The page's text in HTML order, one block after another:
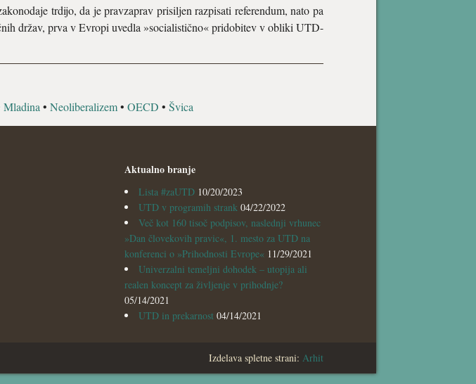
trdijo, da je pravzaprav prisiljen razpisati referendum, nato pa
držav, prva v Evropi uvedla »socialistično« pridobitev v obliki UTD-
Mladina • Neoliberalizem• OECD • Švica
Aktualno branje
Lista #zaUTD 10/20/2023
UTD v programih strank 04/22/2022
Več kot 160 tisoč podpisov, naslednji vrhunec
»Dan človekovih pravic«, 1. mesto za UTD na
konferenci o »Prihodnosti Evrope« 11/29/2021
Univerzalni temeljni dohodek – utopija ali
realen koncept za življenje v prihodnje?
05/14/2021
UTD in prekarnost 04/14/2021
Izdelava spletne strani: Arhit